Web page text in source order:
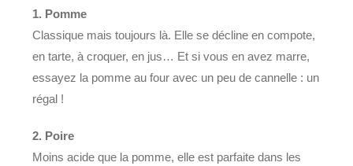
1. Pomme
Classique mais toujours là. Elle se décline en compote,
en tarte, à croquer, en jus… Et si vous en avez marre,
essayez la pomme au four avec un peu de cannelle : un
régal !
2. Poire
Moins acide que la pomme, elle est parfaite dans les